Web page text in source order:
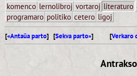
komenco lernolibroj vortaroj literaturo
programaro politiko cetero ligoj
[«Antaŭa parto] [Sekva parto»] [Verkaro
Antrakso